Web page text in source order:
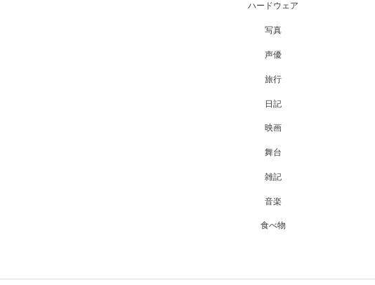
ハードウェア
写真
声優
旅行
日記
映画
舞台
雑記
音楽
食べ物